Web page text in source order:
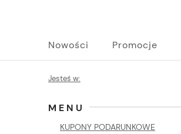
Nowości Promocje
Jesteś w:
MENU
KUPONY PODARUNKOWE